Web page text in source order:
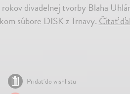
divadelnej tvorby Blaha
súbore DISK z Trnavy.Čítať
Pridať do wishlistu